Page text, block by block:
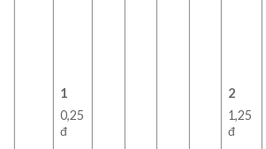
1
0,25
đ
2
1,25
đ